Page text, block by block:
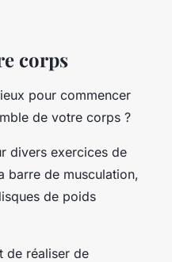
corps
pour commencer
de votre corps ?
divers exercices de
barre de musculation,
de poids
de réaliser de